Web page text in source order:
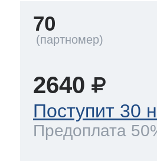
70
2640
Поступит 30
Предоплата